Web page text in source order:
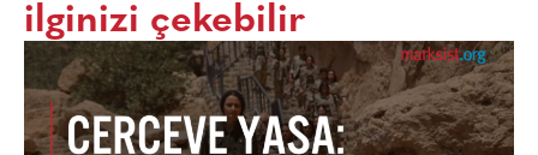
ilginizi çekebilir